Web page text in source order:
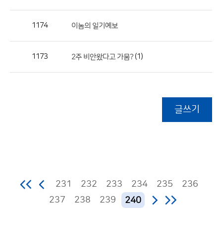
1174 이놈의 일기예보
1173 2주 비안왔다고 가뭄? (1)
글쓰기
231 232 233 234 235
236
237
238 239 240